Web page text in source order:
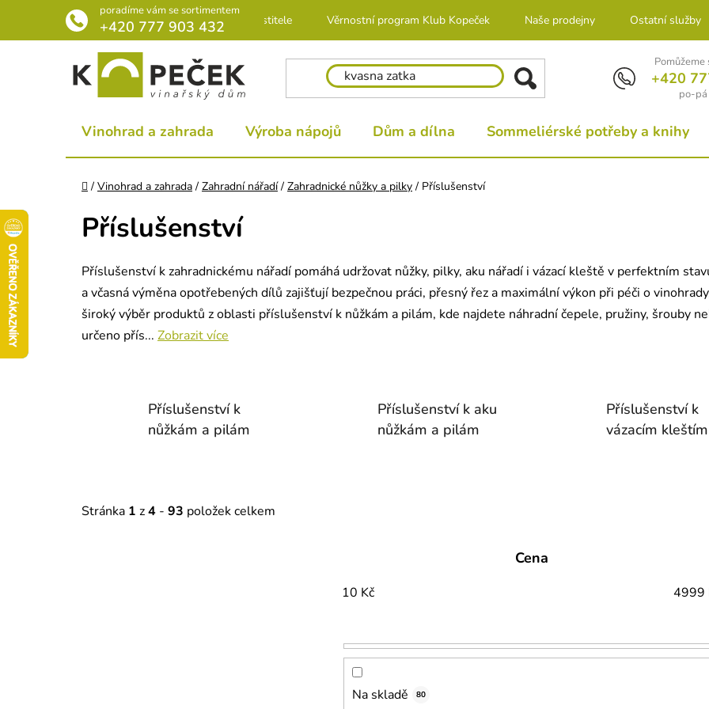
obsah
poradíme vám se sortimentem
+420 777 903 432Rádce pro pěstitele Věrnostní program Klub Kopeček Naše prodejny Ostatní služby
Pomůžeme
+420
po-
Vinohrad a zahrada Výroba nápojů Dům a dílna Sommeliérské potřeby a knihy
Domů
/ Vinohrad a zahrada / Zahradní nářadí / Zahradnické nůžky a pilky / Příslušenství
Příslušenství
Příslušenství k zahradnickému nářadí pomáhá udržovat nůžky, pilky, aku nářadí i vázací kleště v perfektním
a včasná výměna opotřebených dílů zajišťují bezpečnou práci, přesný řez a maximální výkon při péči o
široký výběr produktů z oblasti příslušenství k nůžkám a pilám, kde najdete náhradní čepele, pružiny, šrouby
určeno přís... Zobrazit více
Příslušenství k
nůžkám a pilám
Příslušenství k aku
nůžkám a pilám
Příslušenství k
vázacím kleštím
Stránka 1 z4 - 93 položek celkem
Cena
10 Kč 4999
Na skladě 80